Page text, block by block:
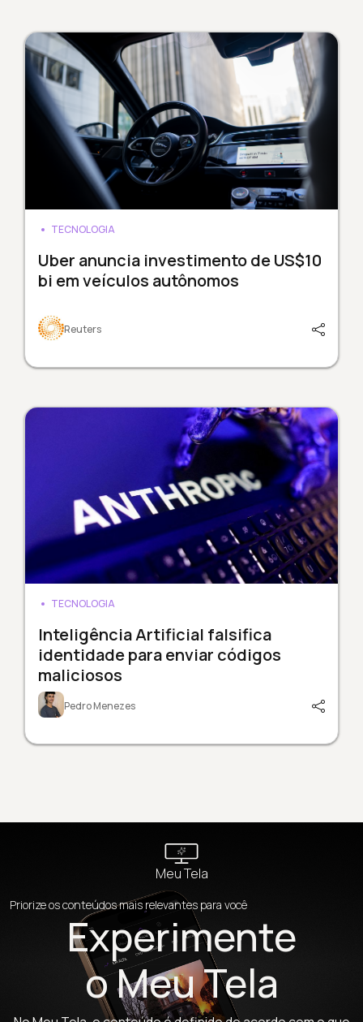
TECNOLOGIA
Uber anuncia investimento de US$10
bi em veículos autônomos
Reuters
TECNOLOGIA
Inteligência Artificial falsifica
identidade para enviar códigos
maliciosos
Pedro Menezes
Meu Tela
Priorize os conteúdos mais relevantes para você
Experimente
o Meu Tela